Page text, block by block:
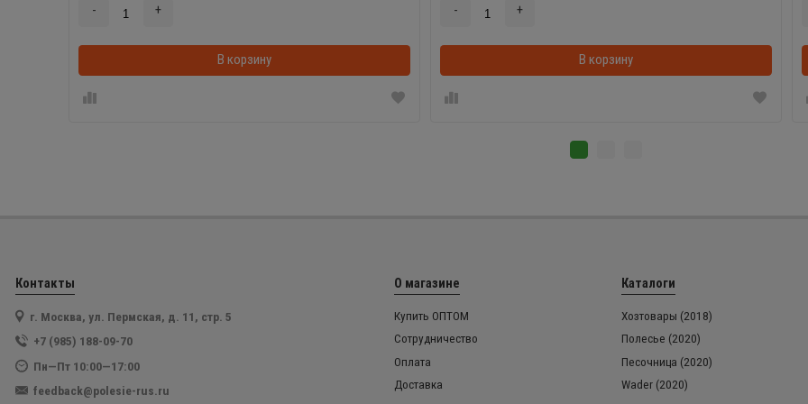
- +
В корзину В корзинке
- +
В корзину
Контакты
г. Москва, ул. Пермская, д. 11, стр. 5
+7 (985) 188-09-70
Пн—Пт 10:00—17:00
feedback@polesie-rus.ru
О магазине
Купить ОПТОМ
Сотрудничество
Оплата
Доставка
Каталоги
Хозтовары (2018)
Полесье (2020)
Песочница (2020)
Wader (2020)